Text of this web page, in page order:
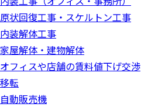
原状回復工事・スケルトン工事
内装解体工事
家屋解体・建物解体
オフィスや店舗の賃料値下げ交渉
移転
自動販売機